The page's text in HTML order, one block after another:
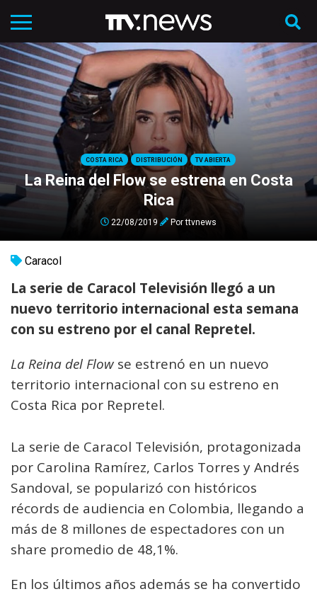
COSTA RICA DISTRIBUCIÓN TV ABIERTA
La Reina del Flow se estrena en Costa
Rica
22/08/2019 Porttvnews
Caracol
La serie de Caracol Televisión llegó a un
nuevo territorio internacional esta semana
con su estreno por el canal Repretel.
La Reina del Flow se estrenó en un nuevo
territorio internacional con su estreno en
Costa Rica por Repretel.
La serie de Caracol Televisión, protagonizada
por Carolina Ramírez, Carlos Torres y Andrés
Sandoval, se popularizó con históricos
récords de audiencia en Colombia, llegando a
más de 8 millones de espectadores con un
share promedio de 48,1%.
En los últimos años además se ha convertido